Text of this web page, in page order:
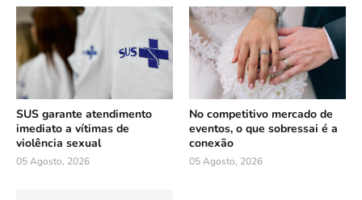
SUS garante atendimento
imediato a vítimas de
violência sexual
05 Agosto, 2026
No competitivo mercado de
eventos, o que sobressai é a
conexão
05 Agosto, 2026